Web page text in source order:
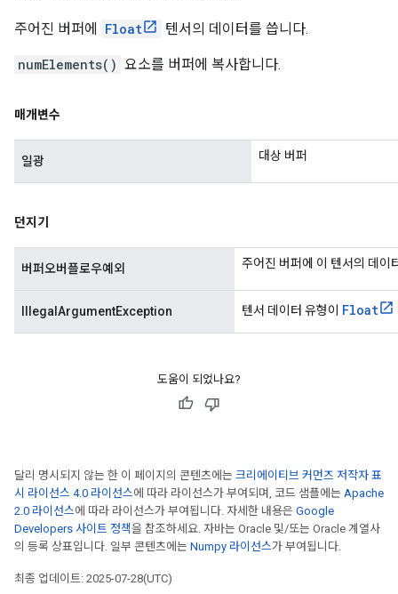
주어진 버퍼에 Float 텐서의 데이터를 씁니다.
numElements() 요소를 버퍼에 복사합니다.
매개변수
일광 대상 버퍼
던지기
버퍼오버플로우예외 주어진 버퍼에 이 텐서의 데이
IllegalArgumentException 텐서 데이터 유형이 Float
도움이 되었나요?
달리 명시되지 않는 한 이 페이지의 콘텐츠에는 크리에이티브 커먼즈 저작자 표
시 라이선스 4.0 라이선스에 따라 라이선스가 부여되며, 코드 샘플에는 Apache
2.0 라이선스에 따라 라이선스가 부여됩니다. 자세한 내용은 Google
Developers 사이트 정책을 참조하세요. 자바는 Oracle 및/또는 Oracle 계열사
의 등록 상표입니다. 일부 콘텐츠에는 Numpy 라이선스가 부여됩니다.
최종 업데이트: 2025-07-28(UTC)